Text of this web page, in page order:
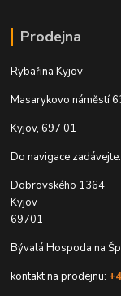
Prodejna
Rybařina Kyjov
Masarykovo náměstí
Kyjov, 697 01
Do navigace zadávejte:
Dobrovského 1364
Kyjov
69701
Bývalá Hospoda na
kontakt na prodejnu: